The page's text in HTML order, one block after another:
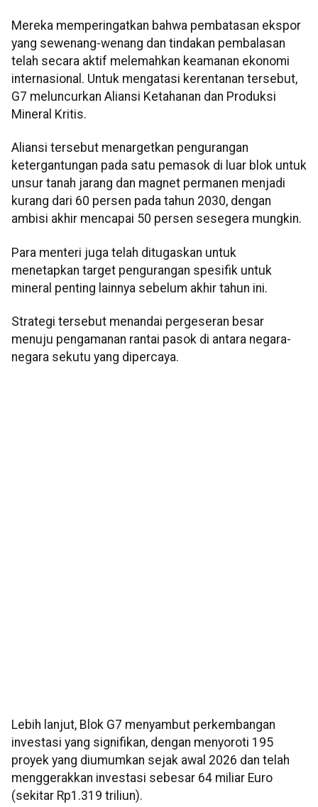
Mereka memperingatkan bahwa pembatasan ekspor
yang sewenang-wenang dan tindakan pembalasan
telah secara aktif melemahkan keamanan ekonomi
internasional. Untuk mengatasi kerentanan tersebut,
G7 meluncurkan Aliansi Ketahanan dan Produksi
Mineral Kritis.
Aliansi tersebut menargetkan pengurangan
ketergantungan pada satu pemasok di luar blok untuk
unsur tanah jarang dan magnet permanen menjadi
kurang dari 60 persen pada tahun 2030, dengan
ambisi akhir mencapai 50 persen sesegera mungkin.
Para menteri juga telah ditugaskan untuk
menetapkan target pengurangan spesifik untuk
mineral penting lainnya sebelum akhir tahun ini.
Strategi tersebut menandai pergeseran besar
menuju pengamanan rantai pasok di antara negara-
negara sekutu yang dipercaya.
Lebih lanjut, Blok G7 menyambut perkembangan
investasi yang signifikan, dengan menyoroti 195
proyek yang diumumkan sejak awal 2026 dan telah
menggerakkan investasi sebesar 64 miliar Euro
(sekitar Rp1.319 triliun).